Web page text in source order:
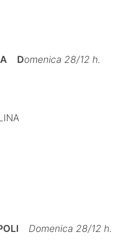
Domenica 28/12 h.
Domenica 28/12 h.